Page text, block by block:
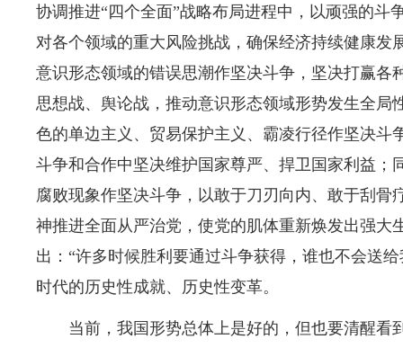
协调推进“四个全面”战略布局进程中，以顽强的斗
对各个领域的重大风险挑战，确保经济持续健康发
意识形态领域的错误思潮作坚决斗争，坚决打赢各
思想战、舆论战，推动意识形态领域形势发生全局
色的单边主义、贸易保护主义、霸凌行径作坚决斗
斗争和合作中坚决维护国家尊严、捍卫国家利益；
腐败现象作坚决斗争，以敢于刀刃向内、敢于刮骨
神推进全面从严治党，使党的肌体重新焕发出强大
出：“许多时候胜利要通过斗争获得，谁也不会送
时代的历史性成就、历史性变革。
当前，我国形势总体上是好的，但也要清醒看